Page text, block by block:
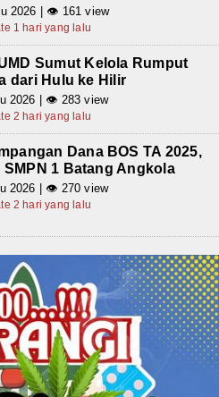
2026 | 👁 161 view
1 hari yang lalu
Sumut Kelola Rumput
dari Hulu ke Hilir
2026 | 👁 283 view
2 hari yang lalu
Dana BOS TA 2025,
1 Batang Angkola
2026 | 👁 270 view
2 hari yang lalu